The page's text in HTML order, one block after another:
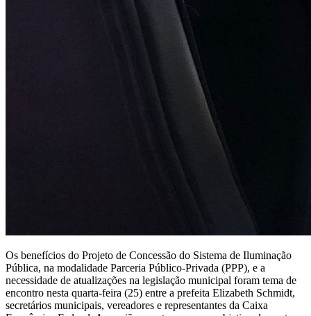
Os benefícios do Projeto de Concessão do Sistema de Iluminação
Pública, na modalidade Parceria Público-Privada (PPP), e a
necessidade de atualizações na legislação municipal foram tema de
encontro nesta quarta-feira (25) entre a prefeita Elizabeth Schmidt,
secretários municipais, vereadores e representantes da Caixa